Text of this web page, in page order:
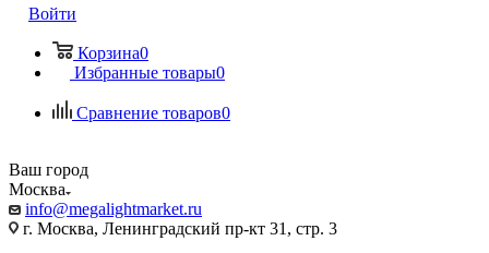
Войти
Корзина0
Избранные товары0
Сравнение товаров0
Ваш город
Москва
info@megalightmarket.ru
г. Москва, Ленинградский пр-кт 31, стр. 3